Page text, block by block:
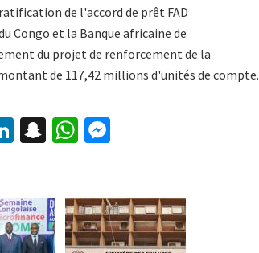
de l'accord de prêt FAD
Congo et la Banque africaine de
du projet de renforcement de la
de 117,42 millions d'unités de compte.
Li
n
dI
n
S
n
pc
h
W
h
sA
p
n
ge